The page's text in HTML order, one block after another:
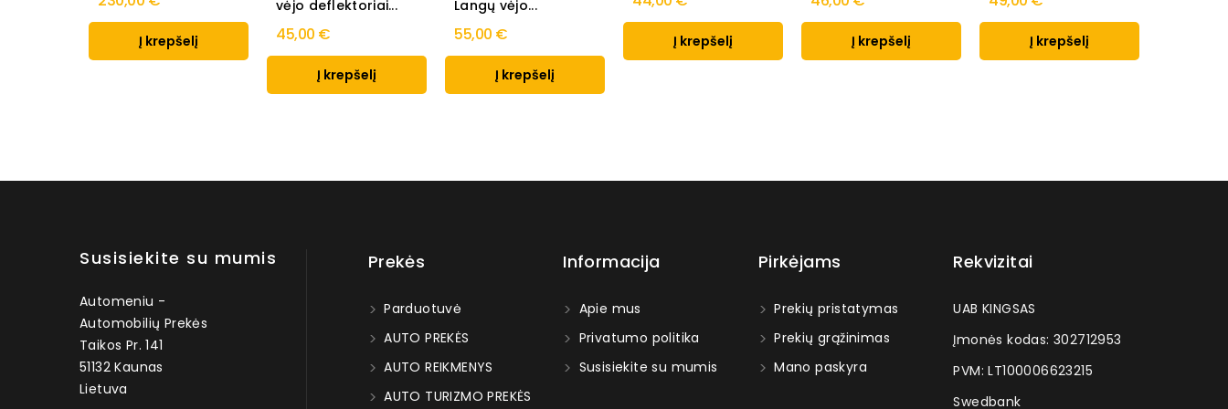
Į krepšelį
vėjo deflektoriai...
45,00 €
Į krepšelį
Langų vėjo...
55,00 €
Į krepšelį
Į krepšelį Į krepšelį Į krepšelį
Susisiekite su mumis
Automeniu -
Automobilių Prekės
Taikos Pr. 141
51132 Kaunas
Lietuva
Prekės
Parduotuvė
AUTO PREKĖS
AUTO REIKMENYS
AUTO TURIZMO PREKĖS
Informacija
Apie mus
Privatumo politika
Susisiekite su mumis
Pirkėjams
Prekių pristatymas
Prekių grąžinimas
Mano paskyra
Rekvizitai
UAB KINGSAS
Įmonės kodas: 302712953
PVM: LT100006623215
Swedbank